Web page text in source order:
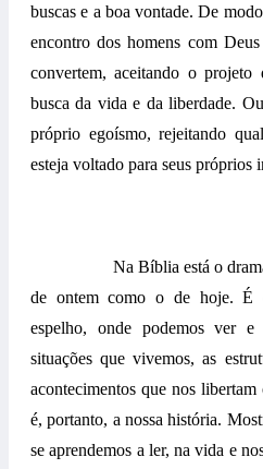
buscas e a boa vontade. De
encontro dos homens com
convertem, aceitando o
busca da vida e da liberdade.
próprio egoísmo, rejeitando
esteja voltado para seus próprios
Na Bíblia está o
de ontem como o de hoje. É
espelho, onde podemos ver e
situações que vivemos, as
acontecimentos que nos
é, portanto, a nossa história.
se aprendemos a ler, na vida e